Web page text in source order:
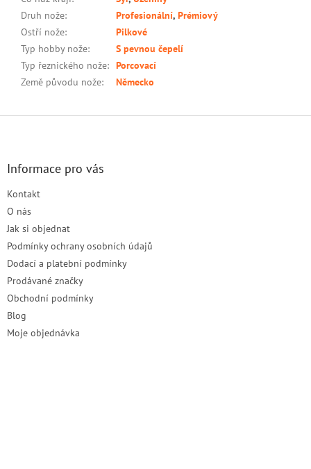
Druh nože: Profesionální, Prémiový
Ostří nože:
Pilkové
Typ hobby nože:
S pevnou čepelí
Typ řeznického nože: Porcovací
Země původu nože: Německo
Informace pro vás
Kontakt
O nás
Jak si objednat
Podmínky ochrany osobních údajů
Dodací a platební podmínky
Prodávané značky
Obchodní podmínky
Blog
Moje objednávka